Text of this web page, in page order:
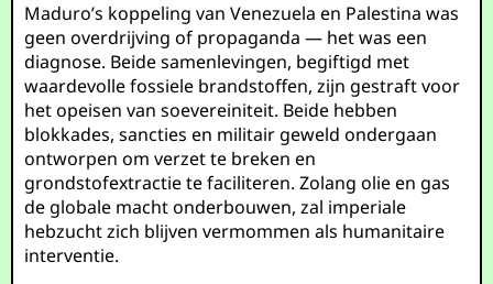
Maduro’s koppeling van Venezuela en Palestina was
geen overdrijving of propaganda — het was een
diagnose. Beide samenlevingen, begiftigd met
waardevolle fossiele brandstoffen, zijn gestraft voor
het opeisen van soevereiniteit. Beide hebben
blokkades, sancties en militair geweld ondergaan
ontworpen om verzet te breken en
grondstofextractie te faciliteren. Zolang olie en gas
de globale macht onderbouwen, zal imperiale
hebzucht zich blijven vermommen als humanitaire
interventie.